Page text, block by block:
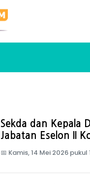
Sekda dan Kepala
Jabatan Eselon II
📅 Kamis, 14 Mei 2026 pukul